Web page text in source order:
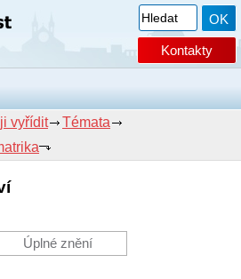
Kontakty
vyřídit
Témata
Úplné znění